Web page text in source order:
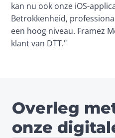
kan nu ook onze iOS-
Betrokkenheid,
een hoog niveau. Framez
klant van DTT."
Overleg
onze